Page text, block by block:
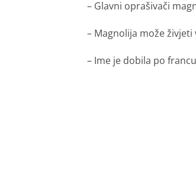
– Magnolija može živjeti
– Ime je dobila po